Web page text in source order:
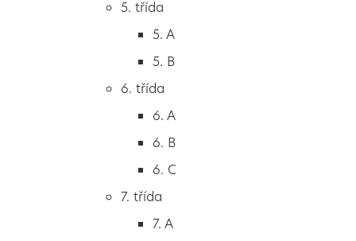
2. B
3. A
4. A
5. třída
5. A
5. B
6. třída
6. A
6. B
6. C
7. třída
7. A